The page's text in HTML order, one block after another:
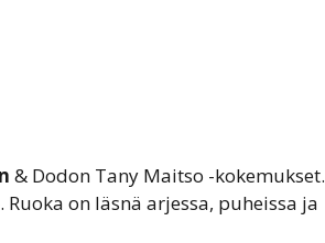
& Dodon Tany Maitso -kokemukset.
on läsnä arjessa, puheissa ja